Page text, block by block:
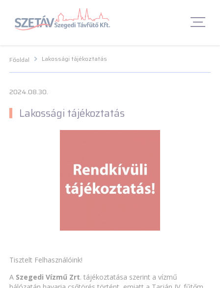
Navigációs menü segédlet
Fő Navigációs menü Fő Navigációs menü Fő tartalom Fő
Főoldal Lakossági tájékoztatás
2024.08.30.
Lakossági tájékoztatás
Tisztelt Felhasználóink!
A Szegedi Vízmű Zrt. tájékoztatása szerint a vízmű